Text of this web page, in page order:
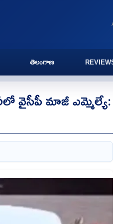
తెలంగాణ
వైసీపీ మాజీ ఎమ్మెల్యే: